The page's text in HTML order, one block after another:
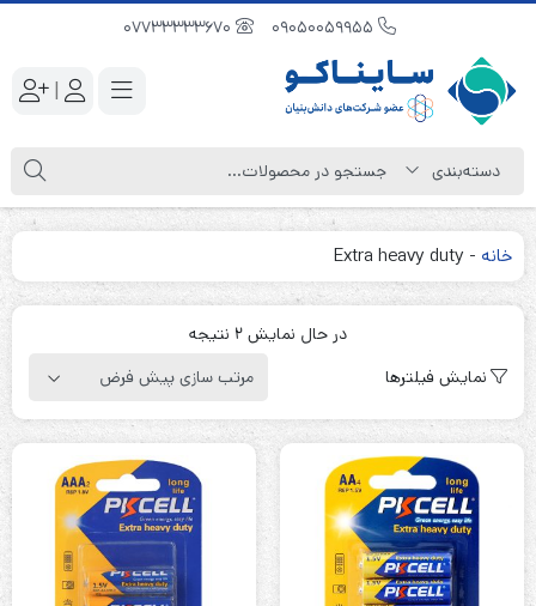
|
خانه -
Extra heavy duty
در حال نمایش 2 نتیجه
نمایش فیلترها